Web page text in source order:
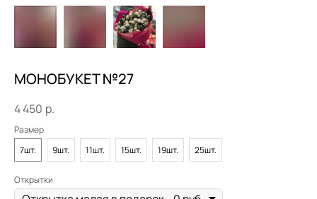
МОНОБУКЕТ №27
4 450 р.
Размер
7шт.
9шт. 11шт. 15шт. 19шт. 25шт.
Открытки